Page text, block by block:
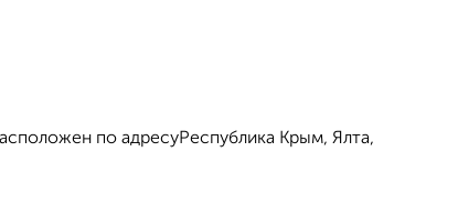
по адресуРеспублика Крым, Ялта,